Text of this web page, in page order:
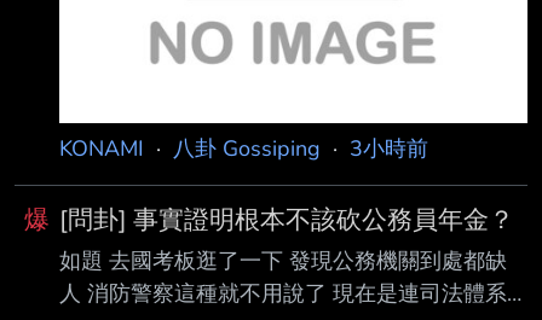
降至 7.1%。此外，民進黨期間的支持度稍微上
KONAMI · 八卦 Gossiping · 3小時前
爆 [問卦] 事實證明根本不該砍公務員年金？
如題 去國考板逛了一下 發現公務機關到處都缺
人 消防警察這種就不用說了 現在是連司法體系